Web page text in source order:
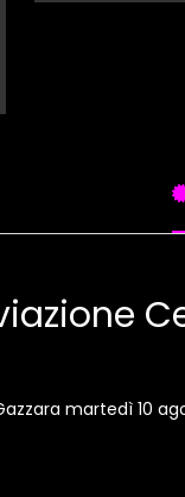
martedì 10